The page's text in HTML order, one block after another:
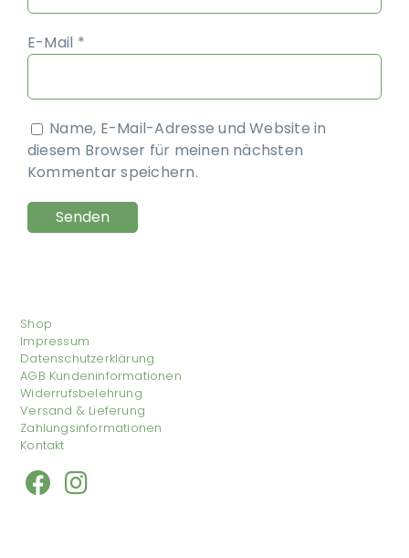
E-Mail *
Name, E-Mail-Adresse und Website in
diesem Browser für meinen nächsten
Kommentar speichern.
Shop
Impressum
Datenschutzerklärung
AGB Kundeninformationen
Widerrufsbelehrung
Versand & Lieferung
Zahlungsinformationen
Kontakt